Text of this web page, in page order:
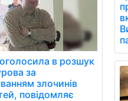
в розшук
за
злочинів
повідомляє